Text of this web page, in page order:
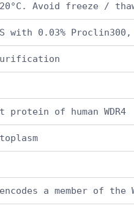
Avoid freeze /
with 0.03%
protein of human WDR4
a member of